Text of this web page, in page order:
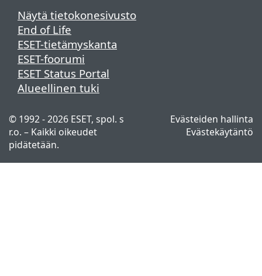
Näytä tietokonesivusto
End of Life
ESET-tietämyskanta
ESET-foorumi
ESET Status Portal
Alueellinen tuki
© 1992 - 2026 ESET, spol. s
r.o. – Kaikki oikeudet
pidätetään.
Evästeiden hallinta
Evästekäytäntö